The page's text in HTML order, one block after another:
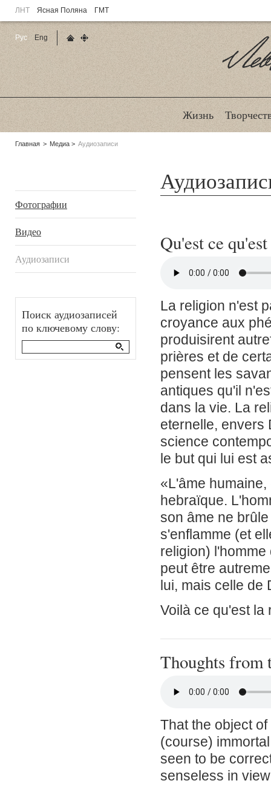
ЛНТ Ясная Поляна ГМТ
Жизнь
Родительские
Главная Медиа Аудиозаписи
Фотографии
Видео
Аудиозаписи
Поиск аудиозаписей
по ключевому слову:
Qu'est ce
La religion n'est
croyance aux
produisirent
prières et de
pensent les
antiques qu'il
dans la vie. La
eternelle, envers
science
le but qui lui est
«L'âme
hebraïque.
son âme ne
s'enflamme (et
religion) l'homme
peut être
lui, mais celle de
Voilà ce qu'est la
Thoughts from
That the object
(course)
seen to be
senseless in
Рус
Eng